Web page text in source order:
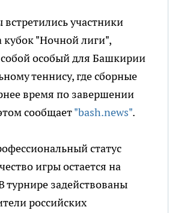
участники
"Ночной лиги",
особый для Башкирии
теннису, где сборные
время по завершении
сообщает"bash.news".
статус
игры остается на
турнире задействованы
российских